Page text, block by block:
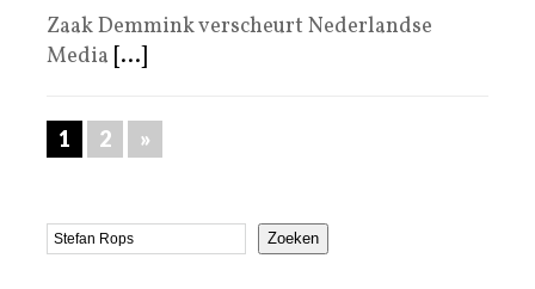
Zaak Demmink verscheurt Nederlandse
Media [...]
1 2 »
Zoeken